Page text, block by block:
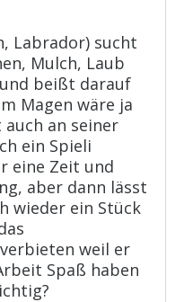
Labrador) sucht
Mulch, Laub
beißt darauf
Magen wäre ja
an seiner
ein Spieli
eine Zeit und
aber dann lässt
wieder ein Stück
weil er
Spaß haben